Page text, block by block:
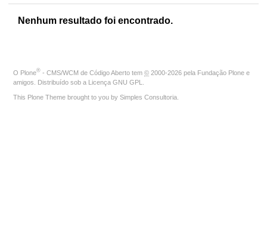
Nenhum resultado foi encontrado.
O Plone® - CMS/WCM de Código Aberto tem © 2000-2026 pela Fundação Plone e
amigos. Distribuído sob a Licença GNU GPL
This Plone Theme brought to you by Simples Consultoria